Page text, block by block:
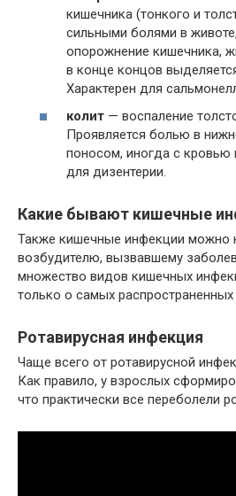
кишечника (тонкого и
сильными болями в
опорожнение кишечника,
в конце концов
Характерен для
колит — воспаление
Проявляется болью в
поносом, иногда с кровью
для дизентерии.
Какие бывают кишечные
Также кишечные инфекции можно
возбудителю, вызвавшему
множество видов кишечных
только о самых
Ротавирусная инфекция
Чаще всего от ротавирусной
Как правило, у взрослых
что практически все переболели